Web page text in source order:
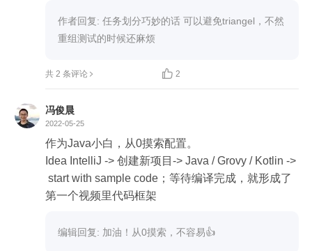
作者回复: 任务划分巧妙的话 可以避免triangel，不然
重组测试的时候还麻烦
共 2 条评论  2
冯俊晨
2022-05-25
作为Java小白，从0摸索配置。
Idea IntelliJ -> 创建新项目-> Java / Grovy / Kotlin ->
start with sample code；等待编译完成，就形成了
第一个视频里代码框架
编辑回复: 加油！从0摸索，不容易👍